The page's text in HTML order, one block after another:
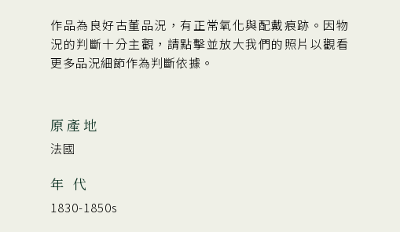
作品為良好古董品況，有正常氧化與配戴痕跡。因物
況的判斷十分主觀，請點擊並放大我們的照片以觀看
更多品況細節作為判斷依據。
原產地
法國
年 代
1830-1850s